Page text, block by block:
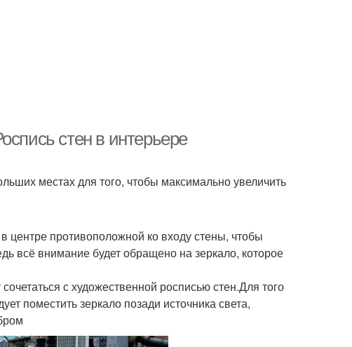
стен в интерьере
местах для того, чтобы максимально увеличить
центре противоположной ко входу стены, чтобы
всё внимание будет обращено на зеркало, которое
с художественной росписью стен.Для того
поместить зеркало позади источника света,